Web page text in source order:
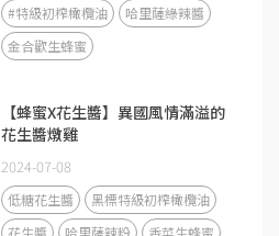
#特級初榨橄欖油
哈里薩綠辣醬
金合歡生蜂蜜
【蜂蜜X花生醬】異國風情滿溢的
花生醬燉雞
2024-07-08
低糖花生醬
黑標特級初榨橄欖油
花生醬
哈里薩辣粉 香菜生蜂蜜